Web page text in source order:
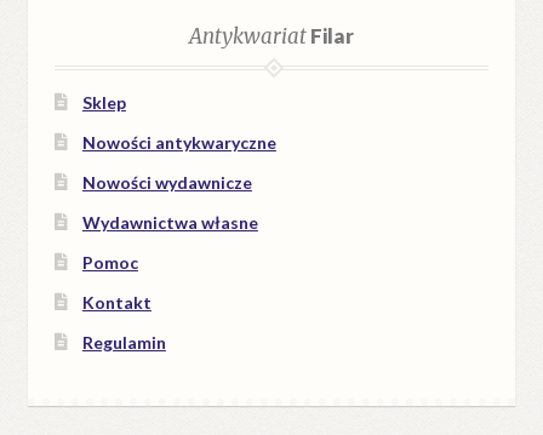
AntykwariatFilar
Sklep
Nowości antykwaryczne
Nowości wydawnicze
Wydawnictwa własne
Pomoc
Kontakt
Regulamin